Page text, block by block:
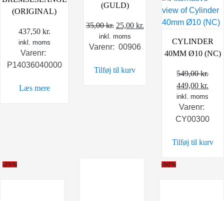
(ORIGINAL)
437,50 kr.
inkl. moms
Varenr:
P14036040000
Læs mere
(GULD)
35,00kr. Den
oprindelige
pris
35,00 kr..
25,00 kr.
inkl. moms
Varenr: 00906
Tilføj til kurv
CYLINDER
40MM Ø10 (NC)
549,00kr.
Den
oprindelige
pris
var:
449,00kr.
er:
inkl. moms
Varenr:
CY00300
Tilføj til kurv
-25% -50%